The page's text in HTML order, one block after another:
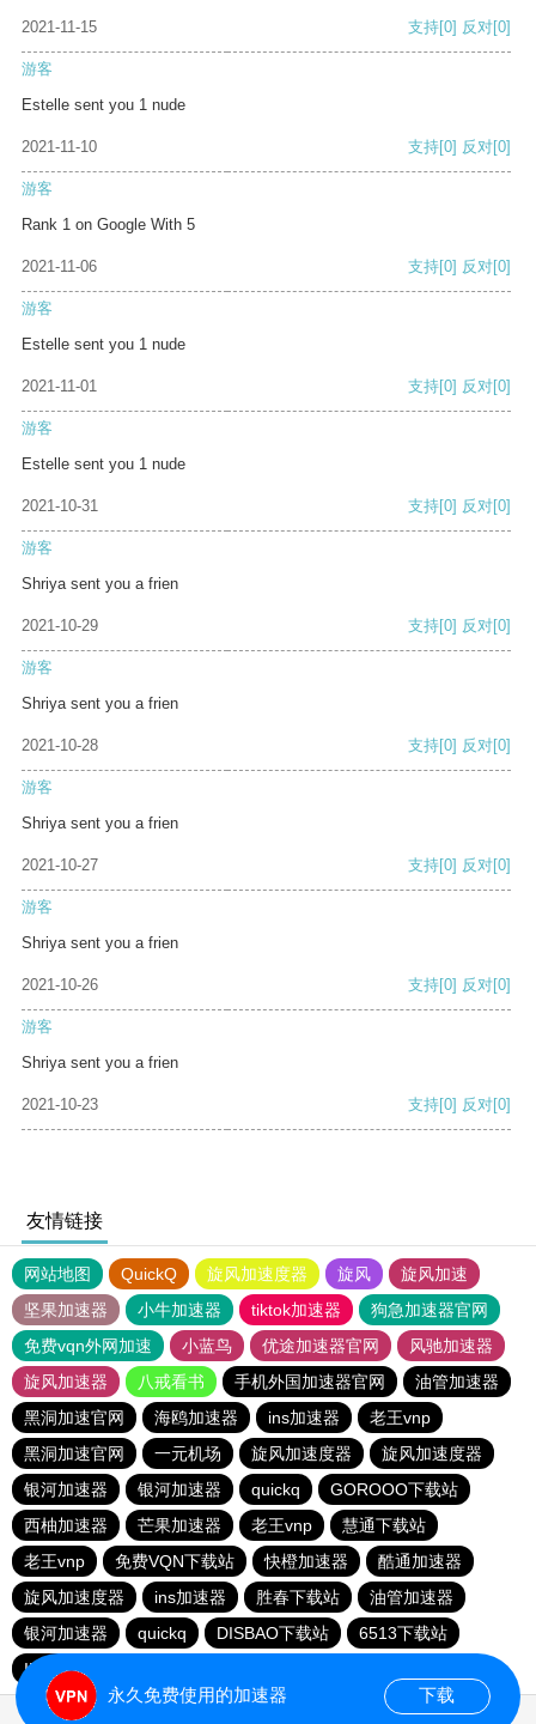
2021-11-15 支持[0] 反对[0]
游客
Estelle sent you 1 nude
2021-11-10 支持[0] 反对[0]
游客
Rank 1 on Google With 5
2021-11-06 支持[0] 反对[0]
游客
Estelle sent you 1 nude
2021-11-01 支持[0] 反对[0]
游客
Estelle sent you 1 nude
2021-10-31 支持[0] 反对[0]
游客
Shriya sent you a frien
2021-10-29 支持[0] 反对[0]
游客
Shriya sent you a frien
2021-10-28 支持[0] 反对[0]
游客
Shriya sent you a frien
2021-10-27 支持[0] 反对[0]
游客
Shriya sent you a frien
2021-10-26 支持[0] 反对[0]
游客
Shriya sent you a frien
2021-10-23 支持[0] 反对[0]
友情链接
网站地图 QuickQ 旋风加速度器 旋风
旋风加速
坚果加速器
小牛加速器 tiktok加速器
狗急加速器官网
免费vqn外网加速
小蓝鸟 优途加速器官网
风驰加速器
旋风加速器
八戒看书 手机外国加速器官网
油管加速器
黑洞加速官网
海鸥加速器 ins加速器
老王vnp
黑洞加速官网
一元机场 旋风加速度器
旋风加速度器
银河加速器
银河加速器 quickq
GOROOO下载站
西柚加速器
芒果加速器 老王vnp
慧通下载站
老王vnp
免费VQN下载站 快橙加速器
酷通加速器
旋风加速度器
ins加速器 胜春下载站
油管加速器
银河加速器
quickq DISBAO下载站
6513下载站
INS下载站
永久免费使用的加速器 下载